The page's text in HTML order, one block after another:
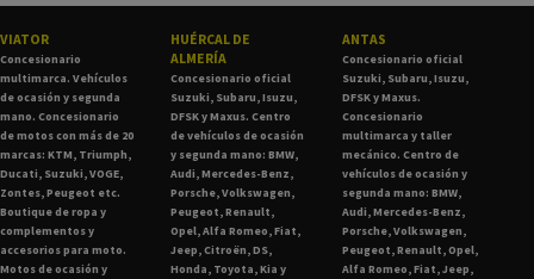
VIATOR
Concesionario
multimarca. Vehículos
de ocasión y segunda
mano. Concesionario
de motos con más de 20
marcas: KTM, Triumph,
Ducati, Suzuki, VOGE,
Zontes, Peugeot etc.
Boutique de ropa y
complementos y
accesorios para moto.
Motos de ocasión y
HUÉRCAL DE
ALMERÍA
Concesionario oficial
Suzuki, Subaru, Isuzu,
DFSK y Maxus. Centro
de vehículos de ocasión
y segunda mano: BMW,
Audi, Mercedes-Benz,
Porsche, Volkswagen,
Peugeot, Renault,
Opel, Alfa Romeo, Fiat,
Jeep, Citroën, DS,
Honda, Toyota, Kia y
ANTAS
Concesionario oficial
Suzuki, Subaru, Isuzu,
DFSK y Maxus.
Concesionario
multimarca y taller
mecánico. Centro de
vehículos de ocasión y
segunda mano: BMW,
Audi, Mercedes-Benz,
Porsche, Volkswagen,
Peugeot, Renault, Opel,
Alfa Romeo, Fiat, Jeep,